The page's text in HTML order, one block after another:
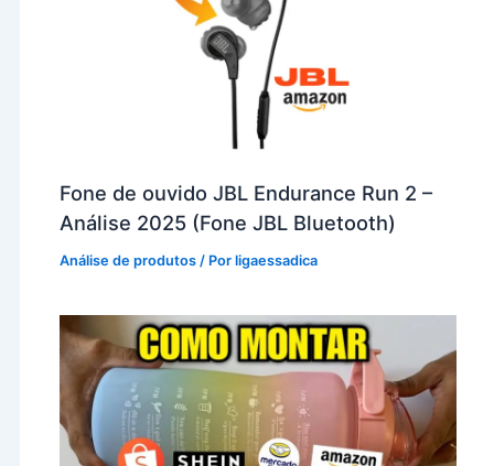
Fone de ouvido JBL Endurance Run 2 –
Análise 2025 (Fone JBL Bluetooth)
Análise de produtos / Porligaessadica